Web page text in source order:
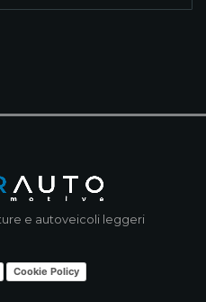
e autoveicoli leggeri
Cookie Policy